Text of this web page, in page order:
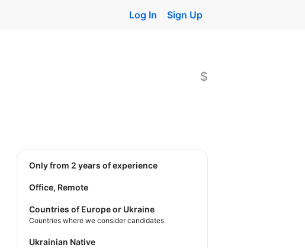
Log In Sign Up
$
Only from 2 years of experience
Office, Remote
Countries of Europe or Ukraine
Countries where we consider candidates
Ukrainian Native